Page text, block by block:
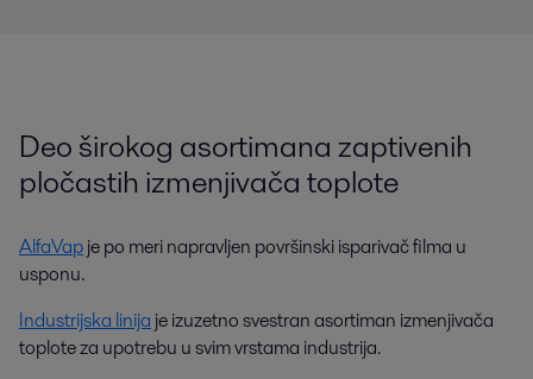
Deo širokog asortimana zaptivenih
pločastih izmenjivača toplote
AlfaVapje po meri napravljen površinski isparivač filma u
usponu.
Industrijska linija je izuzetno svestran asortiman izmenjivača
toplote za upotrebu u svim vrstama industrija.